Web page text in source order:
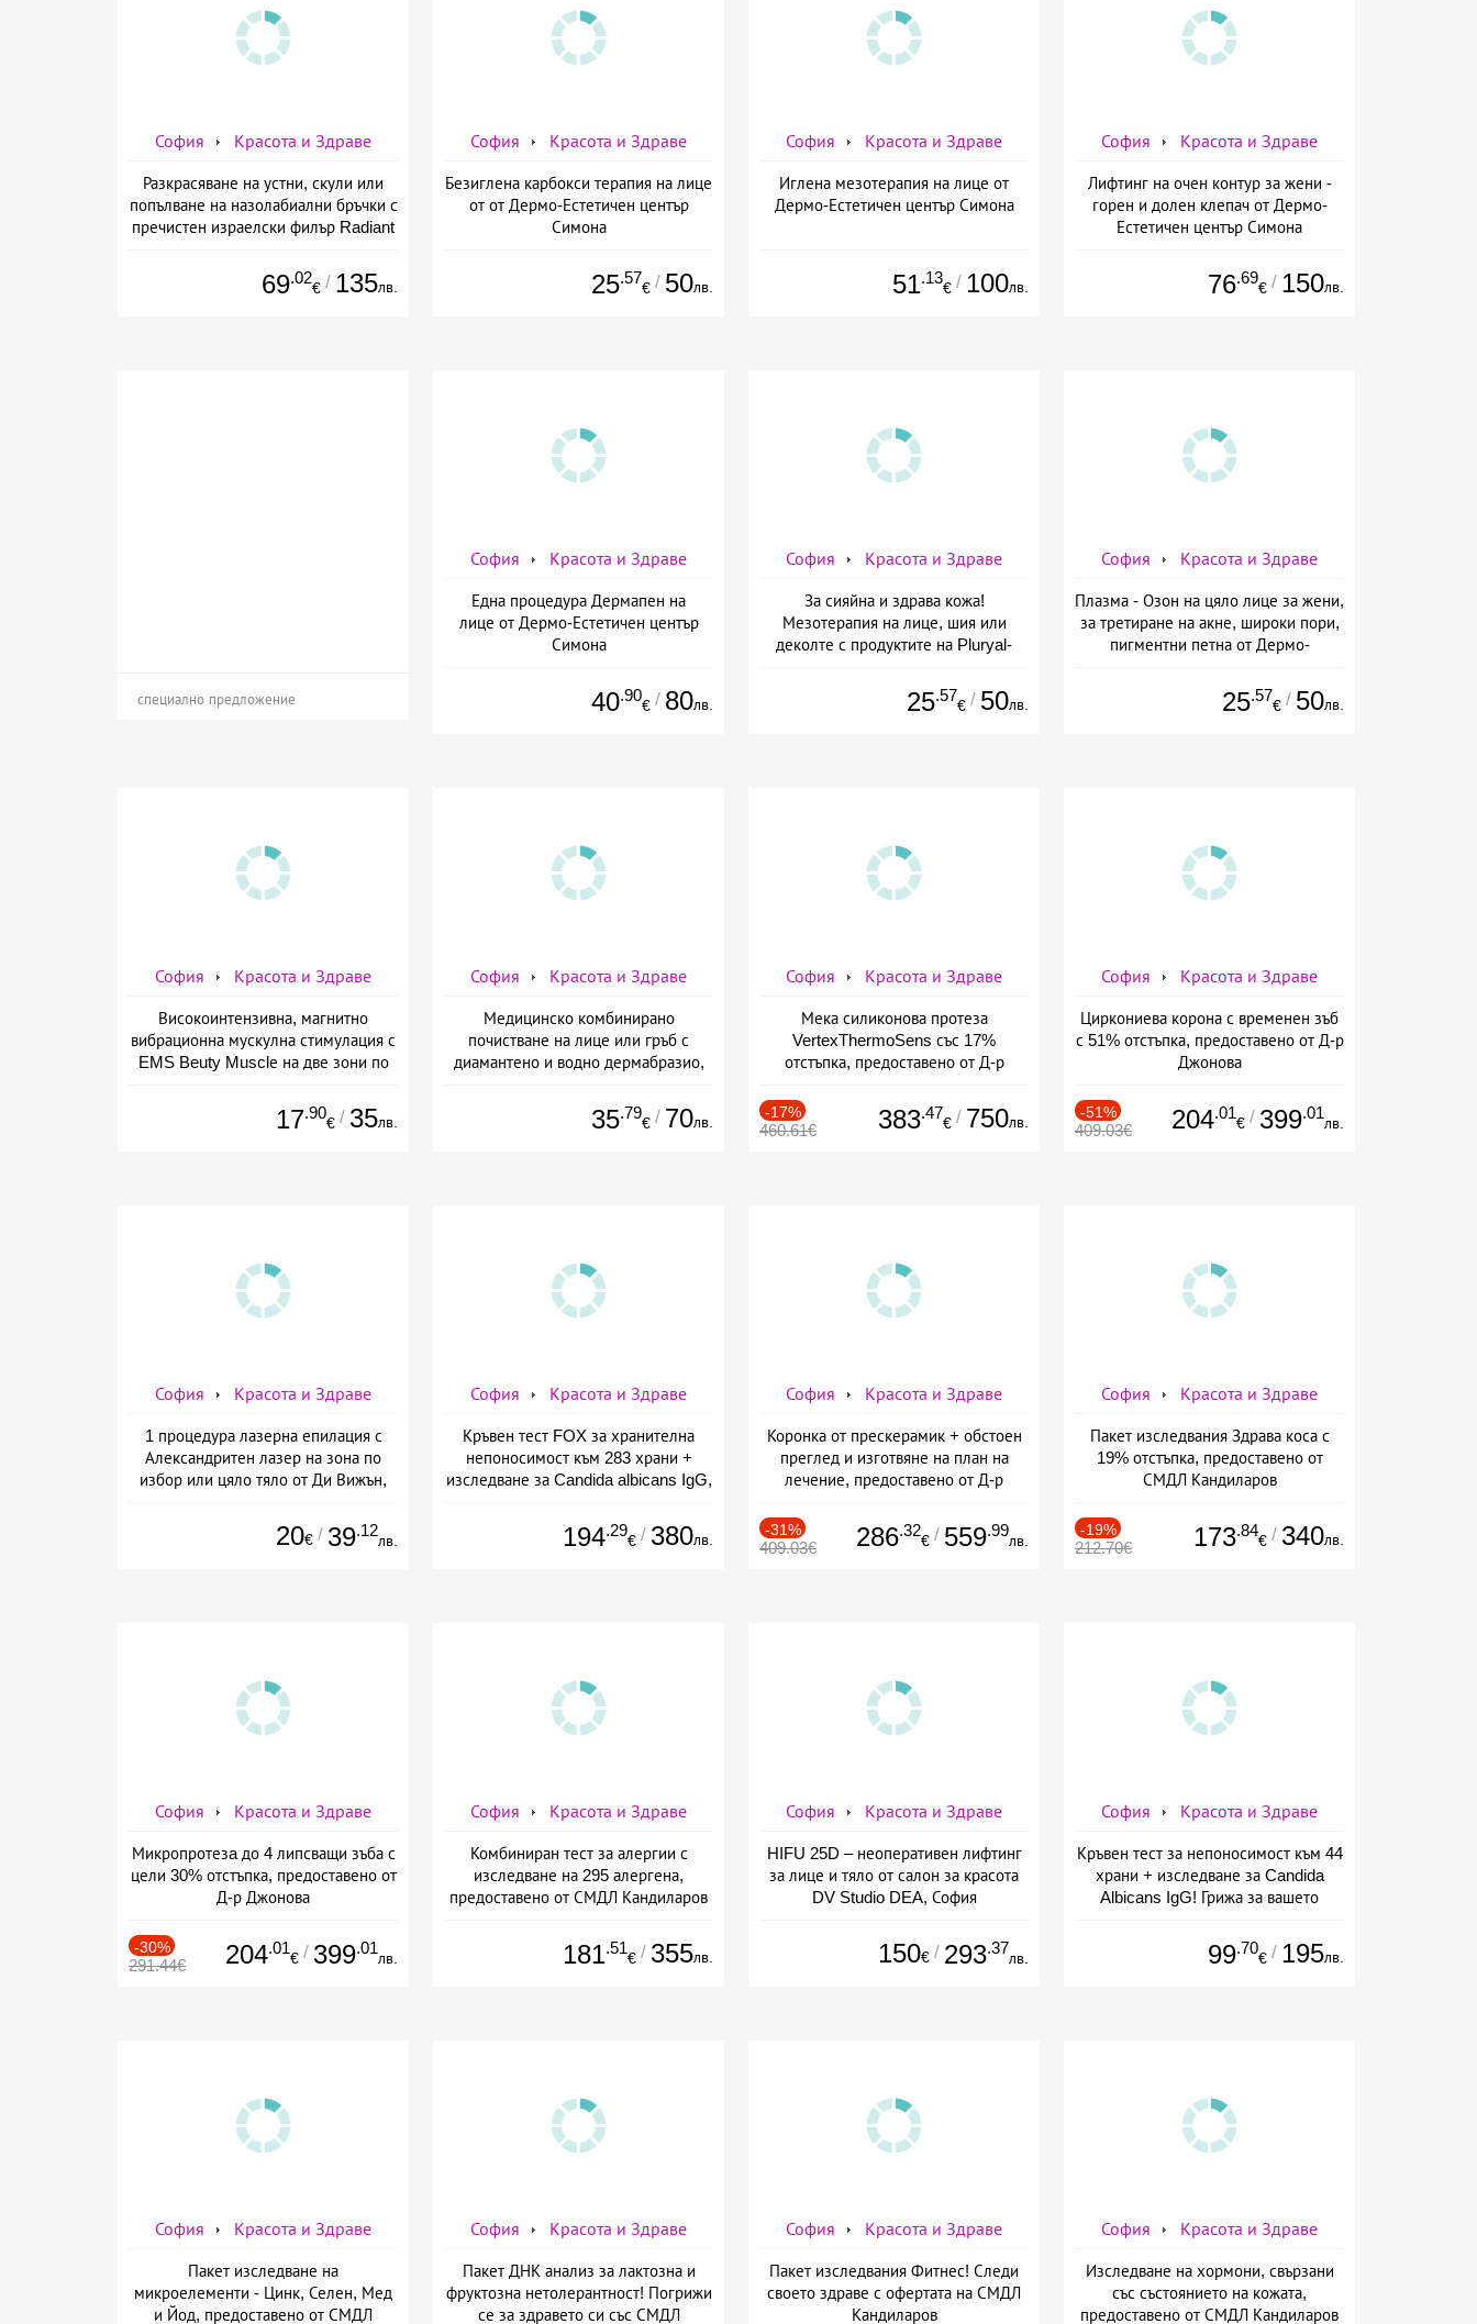
София Красота и Здраве
Разкрасяване на устни, скули или
попълване на назолабиални бръчки с
пречистен израелски филър Radiant
69.02
€ / 135лв.
София Красота и Здраве
Безиглена карбокси терапия на лице
от от Дермо-Естетичен център
Симона
25.57
€ / 50лв.
София Красота и Здраве
Иглена мезотерапия на лице от
Дермо-Естетичен център Симона
51.13
€ / 100лв.
София Красота и Здраве
Лифтинг на очен контур за жени -
горен и долен клепач от Дермо-
Естетичен център Симона
76.69
€ / 150лв.
специално предложение
София Красота и Здраве
Една процедура Дермапен на
лице от Дермо-Естетичен център
Симона
40.90
€ / 80лв.
София Красота и Здраве
За сияйна и здрава кожа!
Мезотерапия на лице, шия или
деколте с продуктите на Pluryal-
Естетичен център Симона
25.57
€ / 50лв.
София Красота и Здраве
Плазма - Озон на цяло лице за жени,
за третиране на акне, широки пори,
пигментни петна от Дермо-
25.57
€ / 50лв.
София Красота и Здраве
Високоинтензивна, магнитно
вибрационна мускулна стимулация с
EMS Beuty Musclе на две зони по
Естетичен център Симона
17.90
€ / 35лв.
София Красота и Здраве
Медицинско комбинирано
почистване на лице или гръб с
диамантено и водно дермабразио,
Естетичен център Симона
35.79
€ / 70лв.
София Красота и Здраве
Мека силиконова протеза
VertexThermoSens със 17%
отстъпка, предоставено от Д-р
-17%
460.61€ 383.47
€ / 750лв.
София Красота и Здраве
Циркониева корона с временен зъб
с 51% отстъпка, предоставено от Д-р
Джонова
-51%
409.03€ 204.01
€ / 399.01
лв.
София Красота и Здраве
1 процедура лазерна епилация с
Александритен лазер на зона по
избор или цяло тяло от Ди Вижън,
20€ / 39.12
лв.
София Красота и Здраве
Кръвен тест FOX за хранителна
непоносимост към 283 храни +
изследване за Candida albicans IgG,
194.29
€ / 380лв.
София Красота и Здраве
Коронка от прескерамик + обстоен
преглед и изготвяне на план на
лечение, предоставено от Д-р
-31%
409.03€ 286.32
€ / 559.99
лв.
София Красота и Здраве
Пакет изследвания Здрава коса с
19% отстъпка, предоставено от
СМДЛ Кандиларов
-19%
212.70€ 173.84
€ / 340лв.
София Красота и Здраве
Микропротезa до 4 липсващи зъба с
цели 30% отстъпка, предоставено от
Д-р Джонова
-30%
291.44€ 204.01
€ / 399.01
лв.
София Красота и Здраве
Комбиниран тест за алергии с
изследване на 295 алергена,
предоставено от СМДЛ Кандиларов
181.51
€ / 355лв.
София Красота и Здраве
HIFU 25D – неоперативен лифтинг
за лице и тяло от салон за красота
DV Studio DEA, София
150€ / 293.37
лв.
София Красота и Здраве
Кръвен тест за непоносимост към 44
храни + изследване за Candida
Albicans IgG! Грижа за вашето
99.70
€ / 195лв.
София Красота и Здраве
Пакет изследване на
микроелементи - Цинк, Селен, Мед
и Йод, предоставено от СМДЛ
София Красота и Здраве
Пакет ДНК анализ за лактозна и
фруктозна нетолерантност! Погрижи
се за здравето си със СМДЛ
София Красота и Здраве
Пакет изследвания Фитнес! Следи
своето здраве с офертата на СМДЛ
Кандиларов
София Красота и Здраве
Изследване на хормони, свързани
със състоянието на кожата,
предоставено от СМДЛ Кандиларов